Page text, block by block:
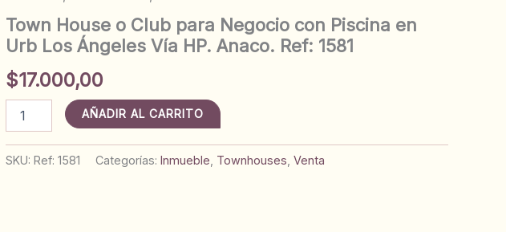
Town House o Club para Negocio con Piscina en
Urb Los Ángeles Vía HP. Anaco. Ref: 1581
$17.000,00
House
Club
AÑADIR AL CARRITO
SKU: Ref: 1581 Categorías: Inmueble Townhouses Venta